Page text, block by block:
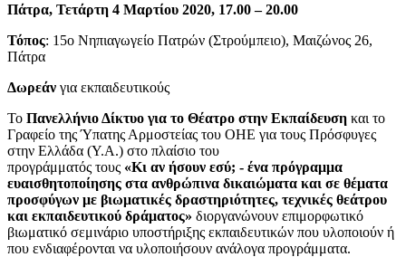
Πάτρα, Τετάρτη 4 Μαρτίου 2020, 17.00 – 20.00
Τόπος: 15ο Νηπιαγωγείο Πατρών (Στρούμπειο), Μαιζώνος 26,
Πάτρα
Δωρεάν για εκπαιδευτικούς
Το Πανελλήνιο Δίκτυο για το Θέατρο στην Εκπαίδευση και το
Γραφείο της Ύπατης Αρμοστείας του ΟΗΕ για τους Πρόσφυγες
στην Ελλάδα (Υ.Α.) στο πλαίσιο του
προγράμματός τους «Κι αν ήσουν εσύ; - ένα πρόγραμμα
ευαισθητοποίησης στα ανθρώπινα δικαιώματα και σε θέματα
προσφύγων με βιωματικές δραστηριότητες, τεχνικές θεάτρου
και εκπαιδευτικού δράματος» διοργανώνουν επιμορφωτικό
βιωματικό σεμινάριο υποστήριξης εκπαιδευτικών που υλοποιούν ή
που ενδιαφέρονται να υλοποιήσουν ανάλογα προγράμματα.